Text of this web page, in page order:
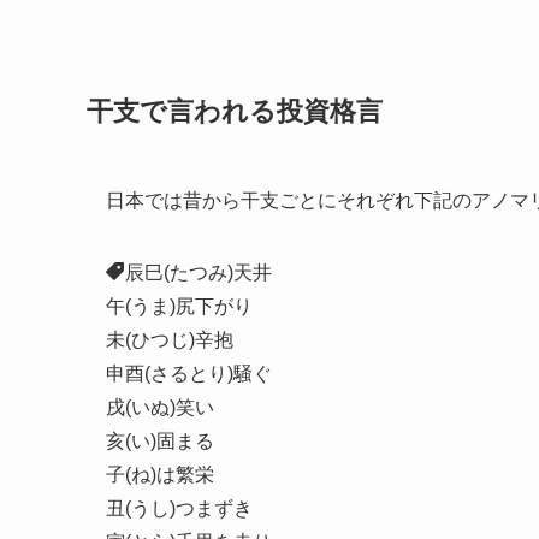
干支で言われる投資格言
日本では昔から干支ごとにそれぞれ下記のアノマ
辰巳(たつみ)天井
午(うま)尻下がり
未(ひつじ)辛抱
申酉(さるとり)騒ぐ
戌(いぬ)笑い
亥(い)固まる
子(ね)は繁栄
丑(うし)つまずき